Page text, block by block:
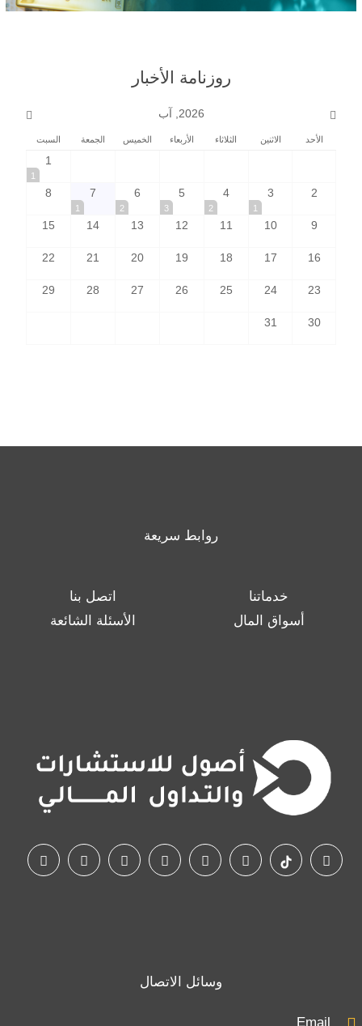
روزنامة الأخبار
2026, آب
الأحد الاثنين الثلاثاء الأربعاء الخميس الجمعة السبت
1
1
2
3
1
4
2
5
3
6
2
7
1
8
9
10
11
12
13
14
15
16
17
18
19
20
21
22
23
24
25
26
27
28
29
30
31
روابط سريعة
خدماتنا
اتصل بنا
أسواق المال
الأسئلة الشائعة
وسائل الاتصال
Email